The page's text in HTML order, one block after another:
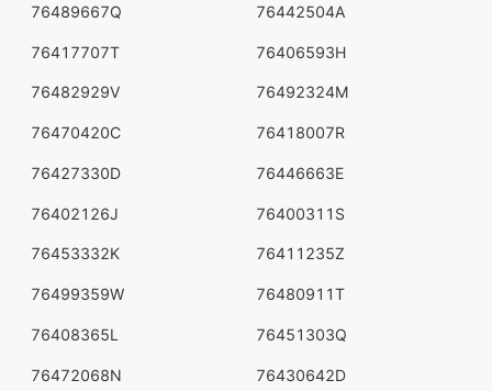
76489667Q 76442504A
76417707T 76406593H
76482929V 76492324M
76470420C 76418007R
76427330D 76446663E
76402126J 76400311S
76453332K 76411235Z
76499359W 76480911T
76408365L 76451303Q
76472068N 76430642D